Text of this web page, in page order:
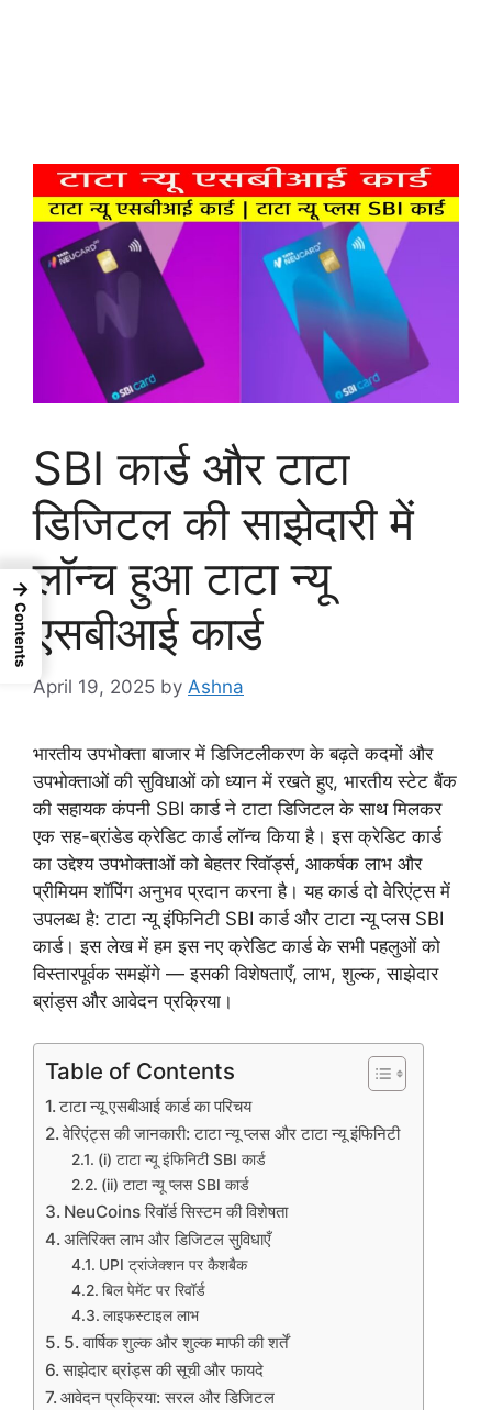
SBI कार्ड और टाटा
डिजिटल की साझेदारी में
लॉन्च हुआ टाटा न्यू
एसबीआई कार्ड
April 19, 2025 by Ashna
भारतीय उपभोक्ता बाजार में डिजिटलीकरण के बढ़ते कदमों और
उपभोक्ताओं की सुविधाओं को ध्यान में रखते हुए, भारतीय स्टेट बैंक
की सहायक कंपनी SBI कार्ड ने टाटा डिजिटल के साथ मिलकर
एक सह-ब्रांडेड क्रेडिट कार्ड लॉन्च किया है। इस क्रेडिट कार्ड
का उद्देश्य उपभोक्ताओं को बेहतर रिवॉर्ड्स, आकर्षक लाभ और
प्रीमियम शॉपिंग अनुभव प्रदान करना है। यह कार्ड दो वेरिएंट्स में
उपलब्ध है: टाटा न्यू इंफिनिटी SBI कार्ड और टाटा न्यू प्लस SBI
कार्ड। इस लेख में हम इस नए क्रेडिट कार्ड के सभी पहलुओं को
विस्तारपूर्वक समझेंगे — इसकी विशेषताएँ, लाभ, शुल्क, साझेदार
ब्रांड्स और आवेदन प्रक्रिया।
Table of Contents
टाटा न्यू एसबीआई कार्ड का परिचय
वेरिएंट्स की जानकारी: टाटा न्यू प्लस और टाटा न्यू इंफिनिटी
(i) टाटा न्यू इंफिनिटी SBI कार्ड
(ii) टाटा न्यू प्लस SBI कार्ड
NeuCoins रिवॉर्ड सिस्टम की विशेषता
अतिरिक्त लाभ और डिजिटल सुविधाएँ
UPI ट्रांजेक्शन पर कैशबैक
बिल पेमेंट पर रिवॉर्ड
लाइफस्टाइल लाभ
5. वार्षिक शुल्क और शुल्क माफी की शर्तें
साझेदार ब्रांड्स की सूची और फायदे
आवेदन प्रक्रिया: सरल और डिजिटल
→
Contents